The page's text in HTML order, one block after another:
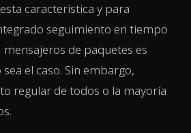
característica y para
seguimiento en tiempo
de paquetes es
el caso. Sin embargo,
regular de todos o la mayoría